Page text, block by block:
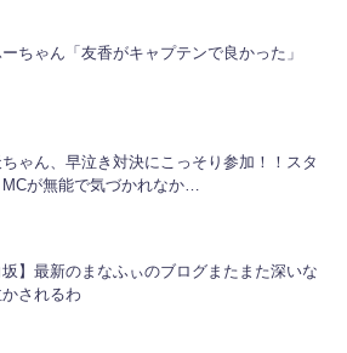
ちゃん「友香がキャプテンで良かった」
ちゃん、早泣き対決にこっそり参加！！スタ
MCが無能で気づかれなか…
坂】最新のまなふぃのブログまたまた深いな
されるわ